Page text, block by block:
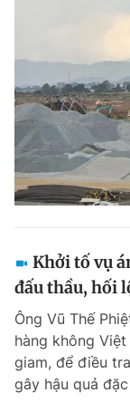
Khởi tố vụ
đấu thầu, hối
Ông Vũ Thế
hàng không
giam, để điều
gây hậu quả